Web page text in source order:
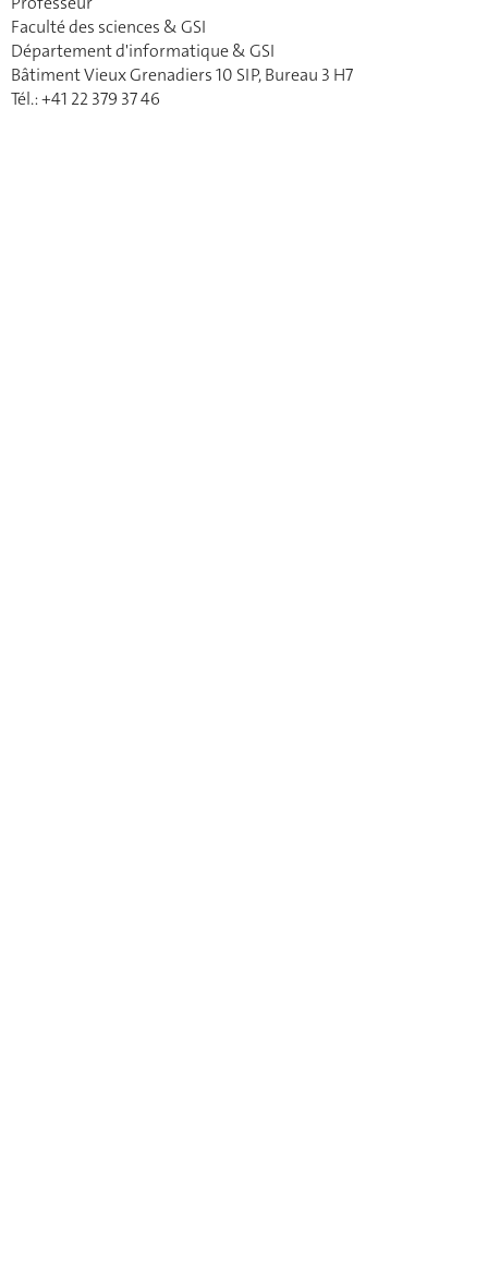
Faculté des sciences & GSI
Département d'informatique & GSI
Bâtiment Vieux Grenadiers 10 SIP, Bureau 3 H7
Tél.: +41 22 379 37 46